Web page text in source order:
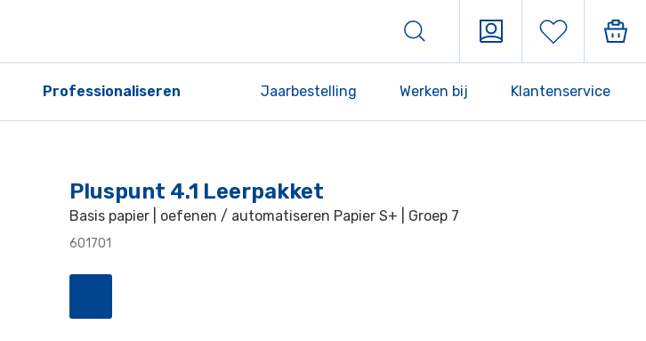
Professionaliseren Jaarbestelling Werken bij Klantenservice
Pluspunt 4.1 Leerpakket
Basis papier | oefenen / automatiseren Papier S+ | Groep 7
601701